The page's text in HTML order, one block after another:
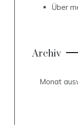
Über
Archiv